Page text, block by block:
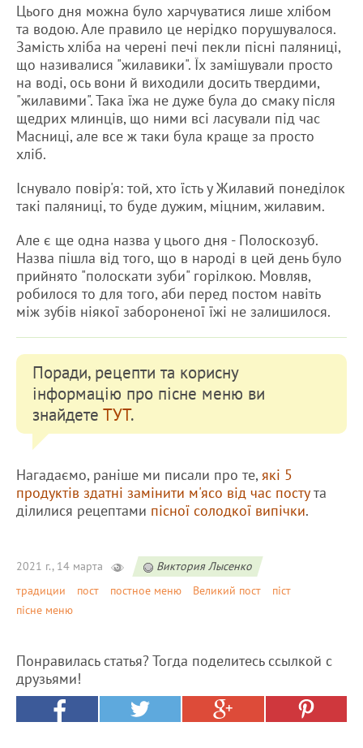
Цього дня можна було харчуватися лише хлібом
та водою. Але правило це нерідко порушувалося.
Замість хліба на черені печі пекли пісні паляниці,
що називалися "жилавики". Їх замішували просто
на воді, ось вони й виходили досить твердими,
"жилавими". Така їжа не дуже була до смаку після
щедрих млинців, що ними всі ласували під час
Масниці, але все ж таки була краще за просто
хліб.
Існувало повір'я: той, хто їсть у Жилавий понеділок
такі паляниці, то буде дужим, міцним, жилавим.
Але є ще одна назва у цього дня - Полоскозуб.
Назва пішла від того, що в народі в цей день було
прийнято "полоскати зуби" горілкою. Мовляв,
робилося то для того, аби перед постом навіть
між зубів ніякої забороненої їжі не залишилося.
Поради, рецепти та корисну
інформацію про пісне меню ви
знайдете ТУТ.
Нагадаємо, раніше ми писали про те, які 5
продуктів здатні замінити м'ясо від час постута
ділилися рецептами пісної солодкої випічки.
2021 г., 14 марта
Виктория Лысенко
традиции
пост постное меню Великий пост
піст
пісне меню
Понравилась статья? Тогда поделитесь ссылкой с
друзьями!